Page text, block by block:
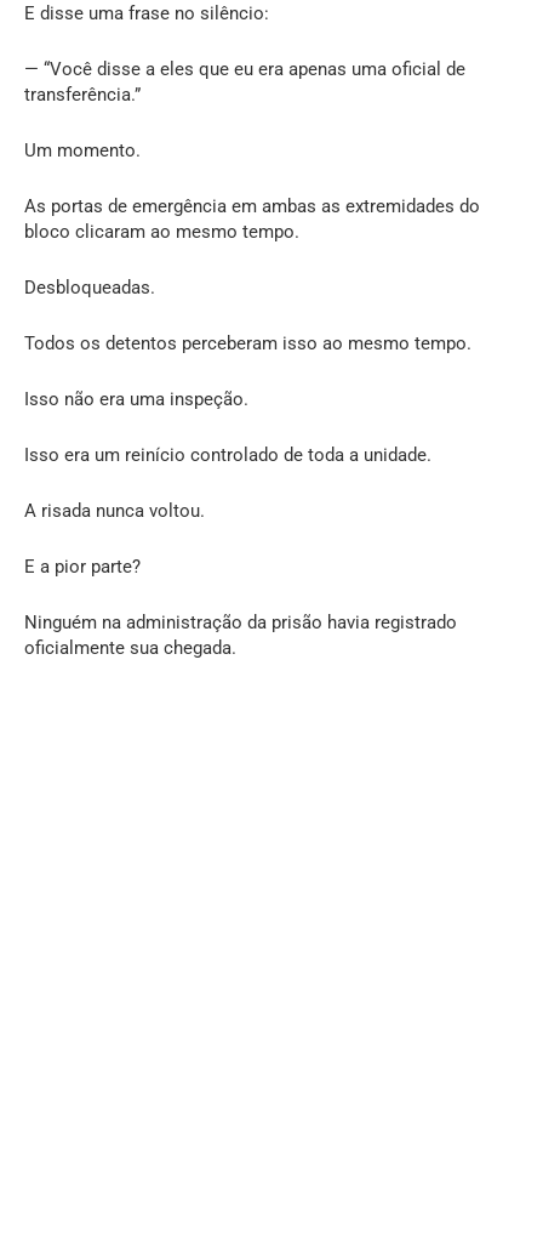
E disse uma frase no silêncio:
— “Você disse a eles que eu era apenas uma oficial de
transferência.”
Um momento.
As portas de emergência em ambas as extremidades do
bloco clicaram ao mesmo tempo.
Desbloqueadas.
Todos os detentos perceberam isso ao mesmo tempo.
Isso não era uma inspeção.
Isso era um reinício controlado de toda a unidade.
A risada nunca voltou.
E a pior parte?
Ninguém na administração da prisão havia registrado
oficialmente sua chegada.